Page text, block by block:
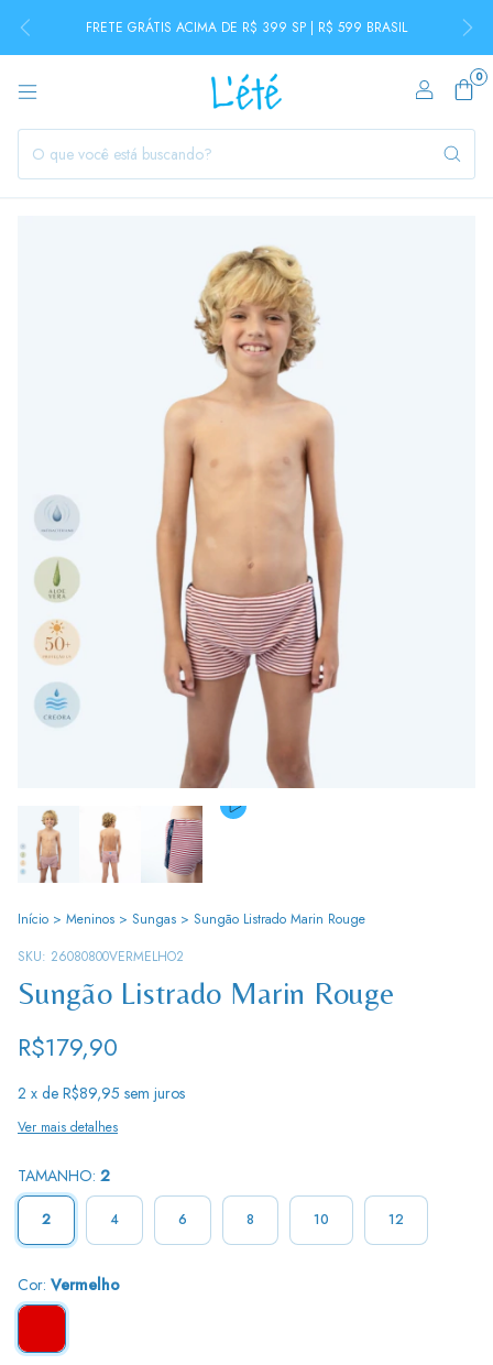
FRETE GRÁTIS ACIMA DE R$ 399 SP | R$ 599 BRASIL
0
Início > Meninos > Sungas > Sungão Listrado Marin Rouge
SKU: 26080800VERMELHO2
Sungão Listrado Marin Rouge
R$179,90
2 x de R$89,95 sem juros
Ver mais detalhes
TAMANHO: 2
2 4 6 8 10 12
Cor: Vermelho